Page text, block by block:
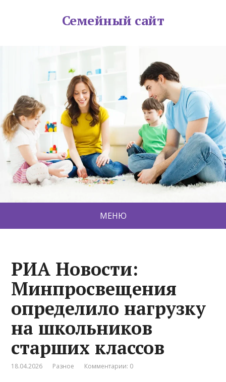
Семейный сайт
МЕНЮ
РИА Новости:
Минпросвещения
определило нагрузку
на школьников
старших классов
18.04.2026 Разное Комментарии: 0